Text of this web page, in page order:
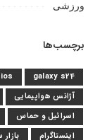
ورزشی
برچسب‌ها
galaxy s24
ios
آژانس هواپیمایی
اسرائیل و حماس
اینستاگرام